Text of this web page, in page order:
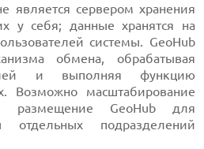
является сервером хранения
у себя; данные хранятся на
системы. GeoHub
обмена, обрабатывая
и выполняя функцию
Возможно масштабирование
размещение GeoHub для
отдельных подразделений